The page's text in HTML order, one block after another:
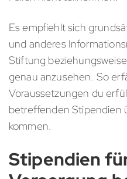
Es empfiehlt sich
und anderes
Stiftung
genau anzusehen. So
Voraussetzungen du
betreffenden Stipendien
kommen.
Stipendien